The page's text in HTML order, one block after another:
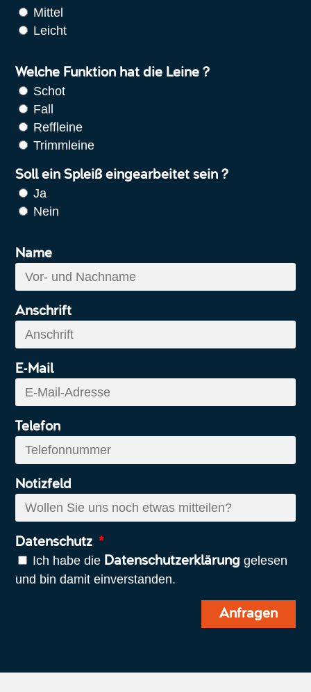
Mittel
Leicht
Welche Funktion hat die Leine ?
Schot
Fall
Reffleine
Trimmleine
Soll ein Spleiß eingearbeitet sein ?
Ja
Nein
Name
Anschrift
E-Mail
Telefon
Notizfeld
Datenschutz
Ich habe die Datenschutzerklärung gelesen
und bin damit einverstanden.
Anfragen